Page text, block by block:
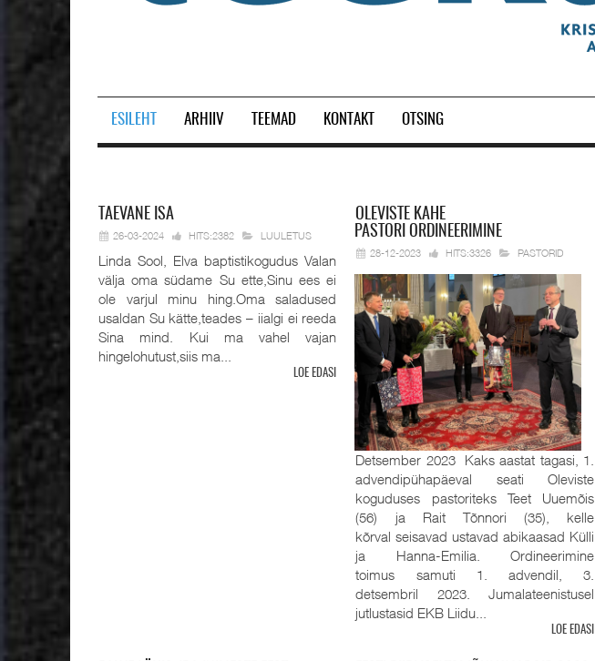
ESILEHT ARHIIV TEEMAD KONTAKT OTSING
TAEVANE ISA
26-03-2024 HITS:2382 LUULETUS
Linda Sool, Elva baptistikogudus Valan
välja oma südame Su ette,Sinu ees ei
ole varjul minu hing.Oma saladused
usaldan Su kätte,teades – iialgi ei reeda
Sina mind. Kui ma vahel vajan
hingelohutust,siis ma...
LOE EDASI
OLEVISTE KAHE
PASTORI ORDINEERIMINE
28-12-2023 HITS:3326 PASTORID
Detsember 2023 Kaks aastat tagasi, 1.
advendipühapäeval seati Oleviste
koguduses pastoriteks Teet Uuemõis
(56) ja Rait Tõnnori (35), kelle
kõrval seisavad ustavad abikaasad Külli
ja Hanna-Emilia. Ordineerimine
toimus samuti 1. advendil, 3.
detsembril 2023. Jumalateenistusel
jutlustasid EKB Liidu...
LOE EDASI